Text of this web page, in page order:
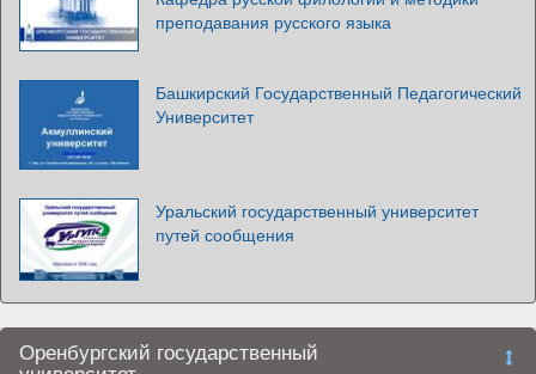
преподавания русского языка
Башкирский Государственный Педагогический
Университет
Уральский государственный университет
путей сообщения
Оренбургский государственный